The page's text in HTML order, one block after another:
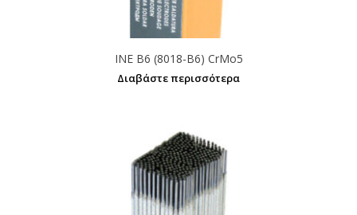
INE B6 (8018-B6) CrMo5
Διαβάστε περισσότερα